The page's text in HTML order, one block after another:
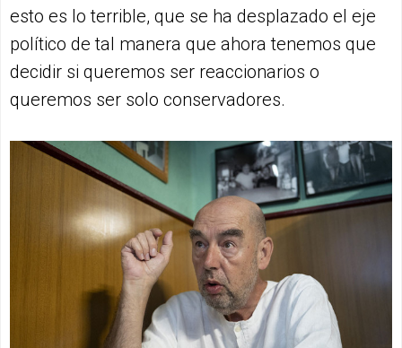
esto es lo terrible, que se ha desplazado el eje
político de tal manera que ahora tenemos que
decidir si queremos ser reaccionarios o
queremos ser solo conservadores.